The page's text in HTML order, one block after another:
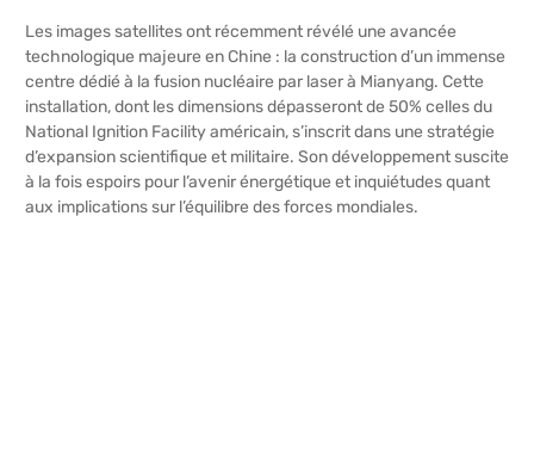
Les images satellites ont récemment révélé une avancée
technologique majeure en Chine : la construction d’un immense
centre dédié à la fusion nucléaire par laser à Mianyang. Cette
installation, dont les dimensions dépasseront de 50% celles du
National Ignition Facility américain, s’inscrit dans une stratégie
d’expansion scientifique et militaire. Son développement suscite
à la fois espoirs pour l’avenir énergétique et inquiétudes quant
aux implications sur l’équilibre des forces mondiales.